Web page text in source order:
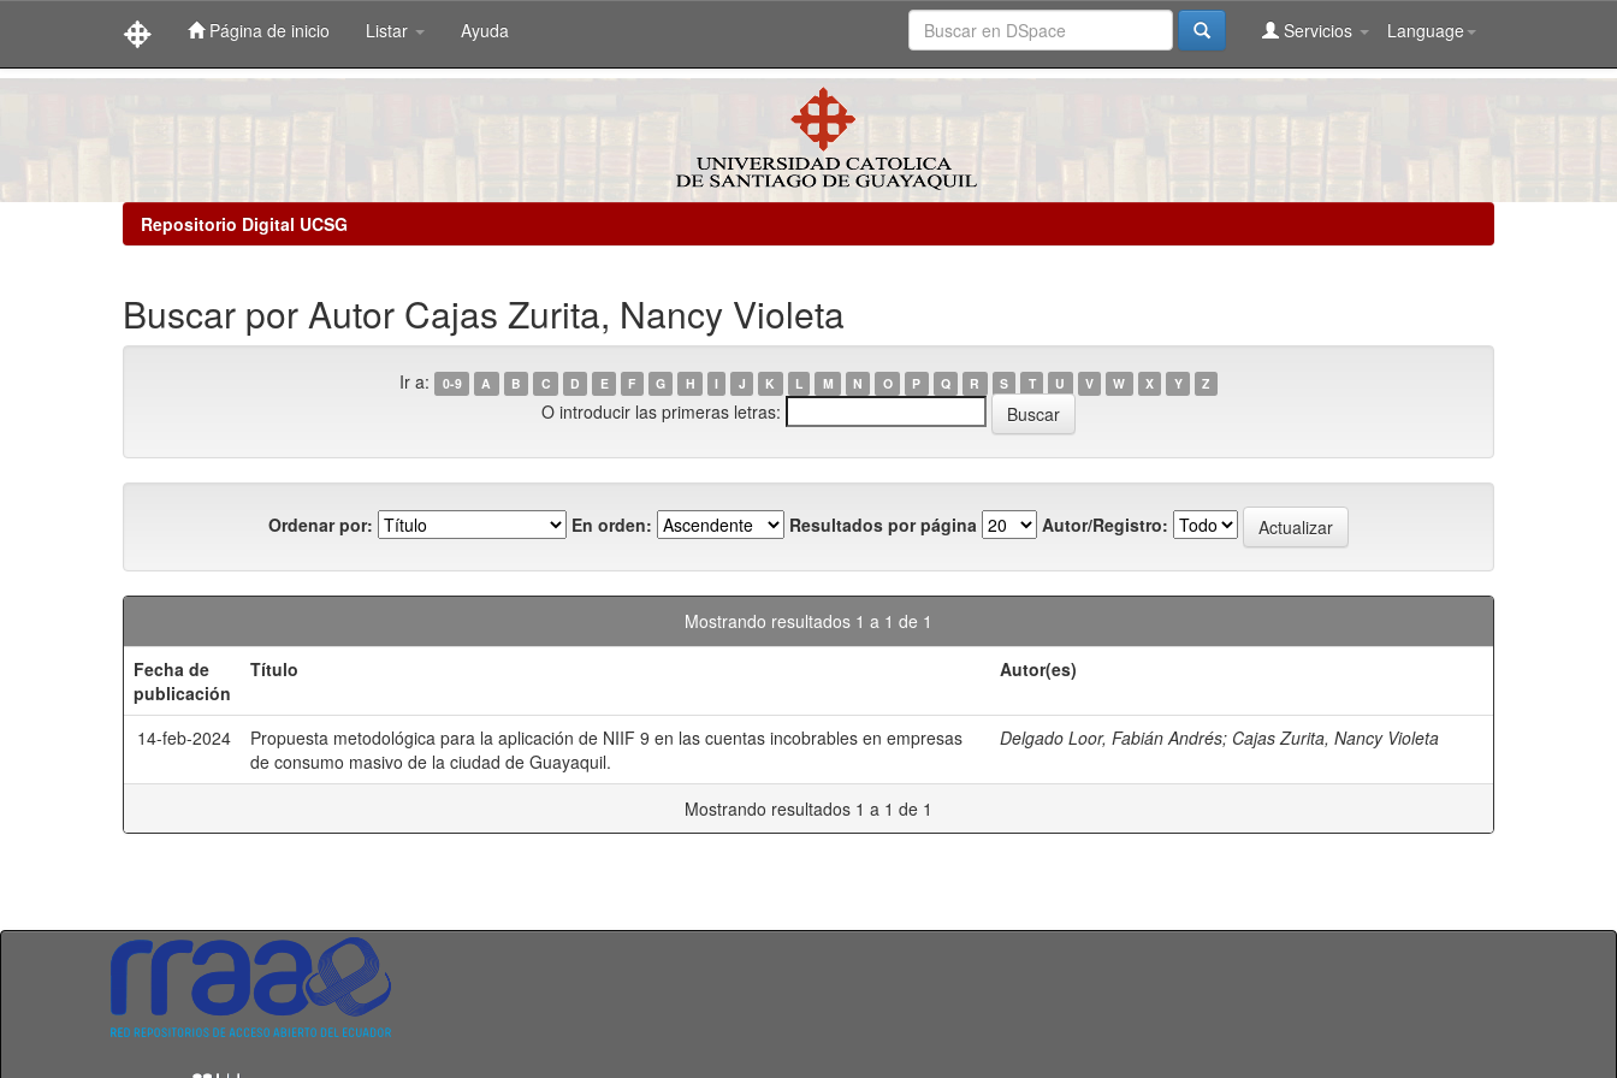
Página de inicio Listar Ayuda Language
Servicios
Repositorio Digital UCSG
Buscar por Autor Cajas Zurita, Nancy Violeta
Ir a: 0-9 A B C D E F G H I J K L M N O P Q R S T U V W X Y Z
O introducir las primeras letras:
Ordenar por: En orden: Resultados por página Autor/Registro:
Mostrando resultados 1 a 1 de 1
Fecha de
publicación
Título Autor(es)
14-feb-2024
Propuesta metodológica para la aplicación de NIIF 9 en las cuentas incobrables en empresas
de consumo masivo de la ciudad de Guayaquil.
Delgado Loor, Fabián Andrés; Cajas Zurita, Nancy Violeta
Mostrando resultados 1 a 1 de 1